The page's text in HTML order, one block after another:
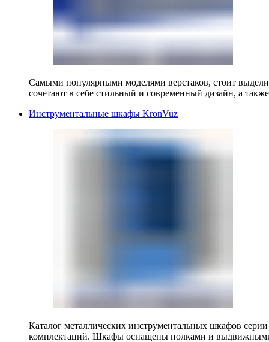
Самыми популярными моделями верстаков, стоит
сочетают в себе стильный и современный дизайн, а
Инструментальные шкафы KronVuz
Каталог металлических инструментальных шкафов
комплектаций. Шкафы оснащены полками и